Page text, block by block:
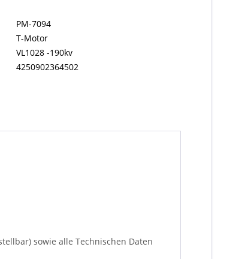
PM-7094
T-Motor
VL1028 -190kv
4250902364502
sowie alle Technischen Daten